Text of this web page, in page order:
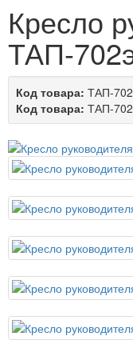
Кресло
ТАП-
Код товара: ТАП-
Код товара: ТАП-